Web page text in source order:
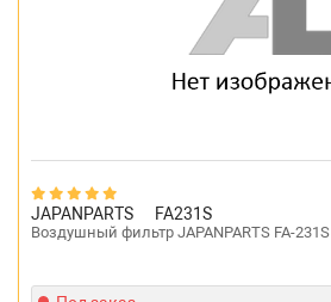
JAPANPARTS FA231S
Воздушный фильтр JAPANPARTS FA-231S